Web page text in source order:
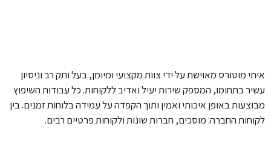
איתי מוטורס מאוישת על ידי צוות מקצועי ומיומן, בעל ותק רב וניסיון
עשיר בתחומו, המספק שירות יעיל ואדיב ללקוחות. כל עבודות השיפוץ
מבוצעות באופן איכותי ואמין ותוך הקפדה על עמידה בלוחות זמנים. בין
לקוחות החברה: מוסכים, חברות שונות ולקוחות פרטיים רבים.